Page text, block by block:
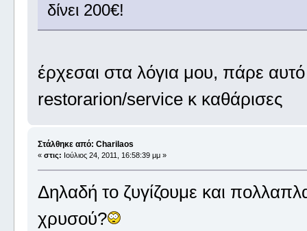
δίνει 200€!
έρχεσαι στα λόγια μου, πάρε
restorarion/service κ καθάρισες
Στάλθηκε από: Charilaos
« στις: Ιούλιος 24, 2011, 16:58:39 μμ »
Δηλαδή το ζυγίζουμε και
χρυσού?